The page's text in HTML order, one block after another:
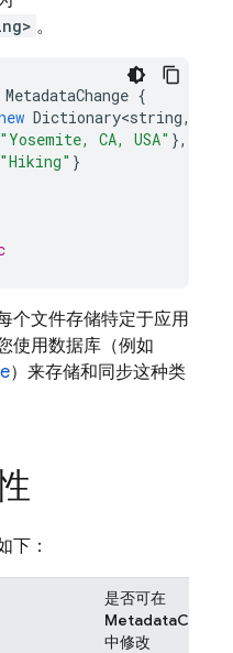
。
MetadataChange {
Dictionary<string,
"Yosemite, CA, USA" },
"Hiking" }
个文件存储特定于应用
使用数据库（例如
）来存储和同步这种类
下：
是否可在
中修改